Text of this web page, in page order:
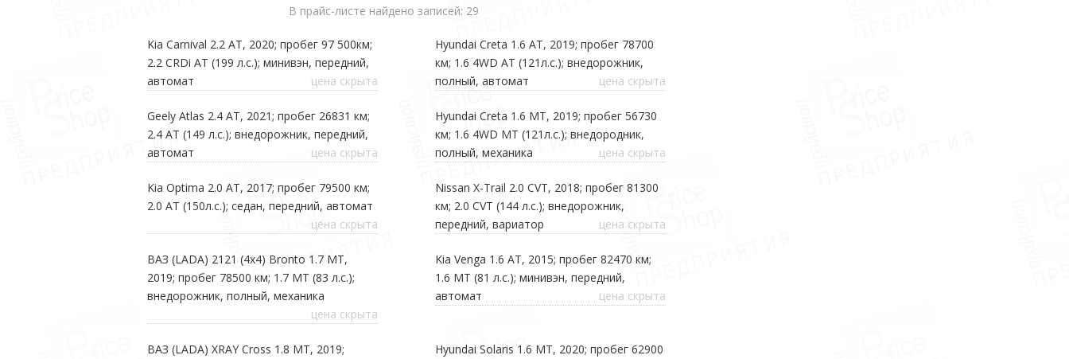
В прайс-листе найдено записей: 29
Kia Carnival 2.2 AT, 2020; пробег 97 500км;
2.2 CRDi AT (199 л.с.); минивэн, передний,
автомат
цена скрыта
Hyundai Creta 1.6 AT, 2019; пробег 78700
км; 1.6 4WD AT (121л.с.); внедорожник,
полный, автомат
цена скрыта
Geely Atlas 2.4 AT, 2021; пробег 26831 км;
2.4 AT (149 л.с.); внедорожник, передний,
автомат
цена скрыта
Hyundai Creta 1.6 MT, 2019; пробег 56730
км; 1.6 4WD MT (121л.с.); внедородник,
полный, механика
цена скрыта
Kia Optima 2.0 AT, 2017; пробег 79500 км;
2.0 AT (150л.с.); седан, передний, автомат
цена скрыта
Nissan X-Trail 2.0 CVT, 2018; пробег 81300
км; 2.0 CVT (144 л.с.); внедорожник,
передний, вариатор
цена скрыта
ВАЗ (LADA) 2121 (4x4) Bronto 1.7 MT,
2019; пробег 78500 км; 1.7 MT (83 л.с.);
внедорожник, полный, механика
цена скрыта
Kia Venga 1.6 AT, 2015; пробег 82470 км;
1.6 MT (81 л.с.); минивэн, передний,
автомат
цена скрыта
ВАЗ (LADA) XRAY Cross 1.8 MT, 2019;
Hyundai Solaris 1.6 MT, 2020; пробег 62900